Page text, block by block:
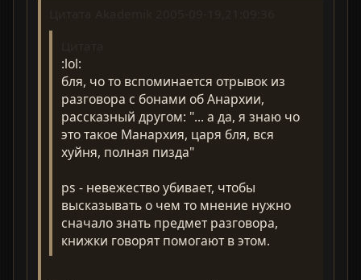
:lol:
бля, чо то вспоминается отрывок из
разговора с бонами об Анархии,
рассказный другом: "... а да, я знаю чо
это такое Манархия, царя бля, вся
хуйня, полная пизда"
ps - невежество убивает, чтобы
высказывать о чем то мнение нужно
сначало знать предмет разговора,
книжки говорят помогают в этом.